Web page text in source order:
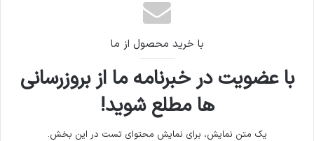
با خرید محصول از ما
با عضویت در خبرنامه ما از بروزرسانی
ها مطلع شوید!
یک متن نمایش، برای نمایش محتوای تست در این بخش.